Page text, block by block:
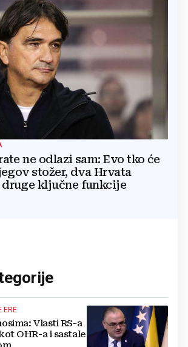
ne odlazi sam: Evo tko će
stožer, dva Hrvata
ključne funkcije
ERE
Vlasti RS-a
OHR-a i sastale